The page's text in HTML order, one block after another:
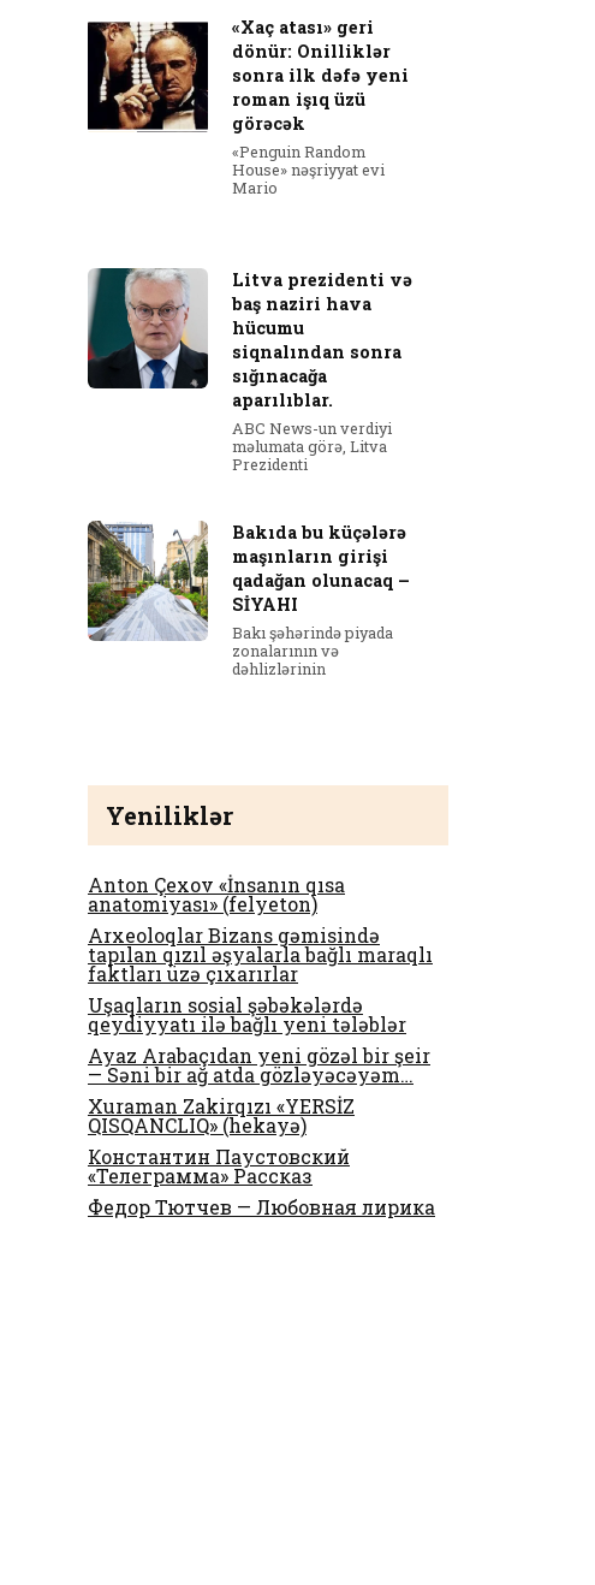
«Xaç atası» geri
dönür: Onilliklər
sonra ilk dəfə yeni
roman işıq üzü
görəcək
«Penguin Random
House» nəşriyyat evi
Mario
Litva prezidenti və
baş naziri hava
hücumu
siqnalından sonra
sığınacağa
aparılıblar.
ABC News-un verdiyi
məlumata görə, Litva
Prezidenti
Bakıda bu küçələrə
maşınların girişi
qadağan olunacaq –
SİYAHI
Bakı şəhərində piyada
zonalarının və
dəhlizlərinin
Yeniliklər
Anton Çexov «İnsanın qısa
anatomiyası» (felyeton)
Arxeoloqlar Bizans gəmisində
tapılan qızıl əşyalarla bağlı maraqlı
faktları üzə çıxarırlar
Uşaqların sosial şəbəkələrdə
qeydiyyatı ilə bağlı yeni tələblər
Ayaz Arabaçıdan yeni gözəl bir şeir
— Səni bir ağ atda gözləyəcəyəm…
Xuraman Zakirqızı «YERSİZ
QISQANCLIQ» (hekayə)
Константин Паустовский
«Телеграмма» Рассказ
Федор Тютчев — Любовная лирика